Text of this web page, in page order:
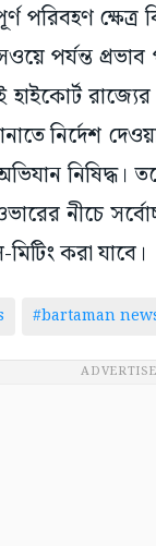
পরিবহণ ক্ষেত্র
পর্যন্ত
হাইকোর্ট
নির্দেশ
নিষিদ্ধ।
নীচে
করা যাবে।
#bartaman